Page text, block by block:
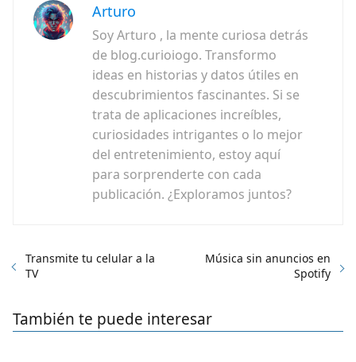
Arturo
Soy Arturo , la mente curiosa detrás
de blog.curioiogo. Transformo
ideas en historias y datos útiles en
descubrimientos fascinantes. Si se
trata de aplicaciones increíbles,
curiosidades intrigantes o lo mejor
del entretenimiento, estoy aquí
para sorprenderte con cada
publicación. ¿Exploramos juntos?
Transmite tu celular a la
TV
Música sin anuncios en
Spotify
También te puede interesar